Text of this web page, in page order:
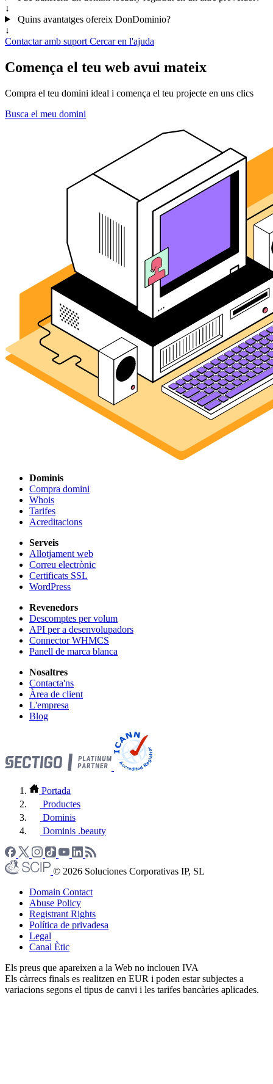
↓
Quins avantatges ofereix DonDominio?
↓
Contactar amb suport Cercar en l'ajuda
Comença el teu web avui mateix
Compra el teu domini ideal i comença el teu projecte en uns clics
Busca el meu domini
Dominis
Compra domini
Whois
Tarifes
Acreditacions
Serveis
Allotjament web
Correu electrònic
Certificats SSL
WordPress
Revenedors
Descomptes per volum
API per a desenvolupadors
Connector WHMCS
Panell de marca blanca
Nosaltres
Contacta'ns
Àrea de client
L'empresa
Blog
Portada
Productes
Dominis
Dominis .beauty
© 2026 Soluciones Corporativas IP, SL
Domain Contact
Abuse Policy
Registrant Rights
Política de privadesa
Legal
Canal Ètic
Els preus que apareixen a la Web no inclouen IVA
Els càrrecs finals es realitzen en EUR i poden estar subjectes a
variacions segons el tipus de canvi i les tarifes bancàries aplicades.